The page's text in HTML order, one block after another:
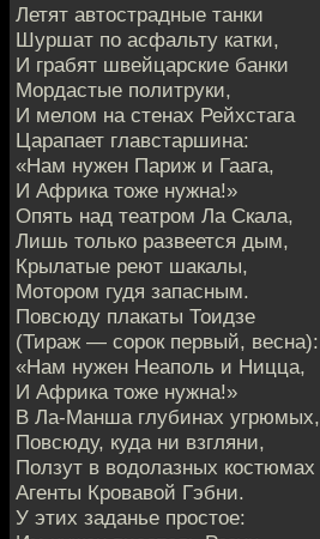
Летят автострадные танки
Шуршат по асфальту катки,
И грабят швейцарские банки
Мордастые политруки,
И мелом на стенах Рейхстага
Царапает главстаршина:
«Нам нужен Париж и Гаага,
И Африка тоже нужна!»
Опять над театром Ла Скала,
Лишь только развеется дым,
Крылатые реют шакалы,
Мотором гудя запасным.
Повсюду плакаты Тоидзе
(Тираж — сорок первый, весна):
«Нам нужен Неаполь и Ницца,
И Африка тоже нужна!»
В Ла-Манша глубинах угрюмых,
Повсюду, куда ни взгляни,
Ползут в водолазных костюмах
Агенты Кровавой Гэбни.
У этих заданье простое: